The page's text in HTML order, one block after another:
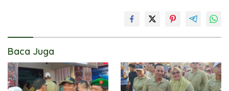
Baca Juga